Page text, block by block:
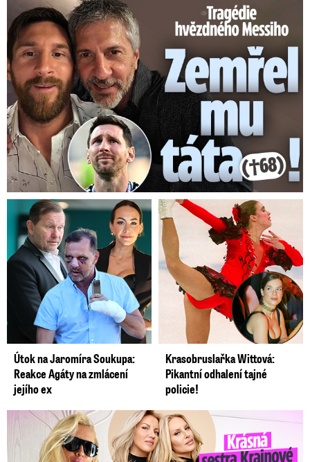
Tragédie hvězdného Messiho: Zemřel mu táta (†68)!
Útok na Jaromíra Soukupa:
Reakce Agáty na zmlácení
jejího ex
Krasobruslařka Wittová:
Pikantní odhalení tajné
policie!
Krásná sestra Krainové bez emocí: Mám to za pár…